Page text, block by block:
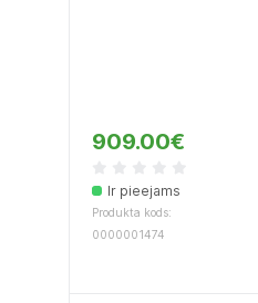
909.00€
Ir pieejams
Produkta kods:
0000001474